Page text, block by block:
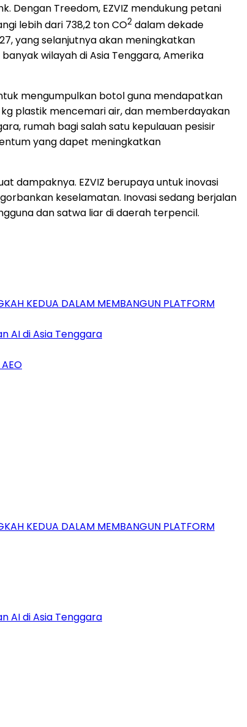
Dengan Treedom, EZVIZ mendukung petani
lebih dari 738,2 ton CO2 dalam dekade
yang selanjutnya akan meningkatkan
wilayah di Asia Tenggara, Amerika
mengumpulkan botol guna mendapatkan
plastik mencemari air, dan memberdayakan
rumah bagi salah satu kepulauan pesisir
yang dapet meningkatkan
dampaknya. EZVIZ berupaya untuk inovasi
keselamatan. Inovasi sedang berjalan
dan satwa liar di daerah terpencil.
KEDUA DALAM MEMBANGUN PLATFORM
AI di Asia Tenggara
KEDUA DALAM MEMBANGUN PLATFORM
AI di Asia Tenggara